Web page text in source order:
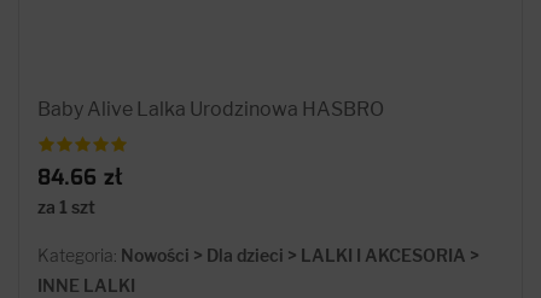
Baby Alive Lalka Urodzinowa HASBRO
84.66 zł
za 1 szt
Kategoria: Nowości > Dla dzieci > LALKI I AKCESORIA >
INNE LALKI